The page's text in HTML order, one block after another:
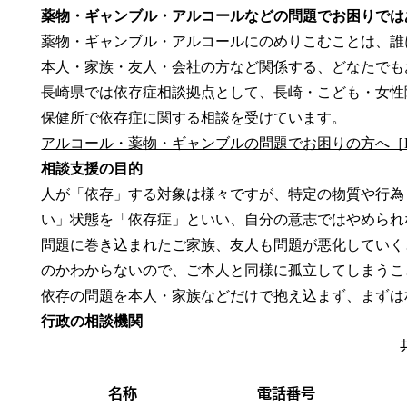
薬物・ギャンブル・アルコールなどの問題でお困りで
薬物・ギャンブル・アルコールにのめりこむことは、
本人・家族・友人・会社の方など関係する、どなたで
長崎県では依存症相談拠点として、長崎・こども・女
保健所で依存症に関する相談を受けています。
アルコール・薬物・ギャンブルの問題でお困りの方へ
相談支援の目的
人が「依存」する対象は様々ですが、特定の物質や行
い」状態を「依存症」といい、自分の意志ではやめら
問題に巻き込まれたご家族、友人も問題が悪化してい
のかわからないので、ご本人と同様に孤立してしまう
依存の問題を本人・家族などだけで抱え込まず、まず
行政の相談機関
名称 電話番号